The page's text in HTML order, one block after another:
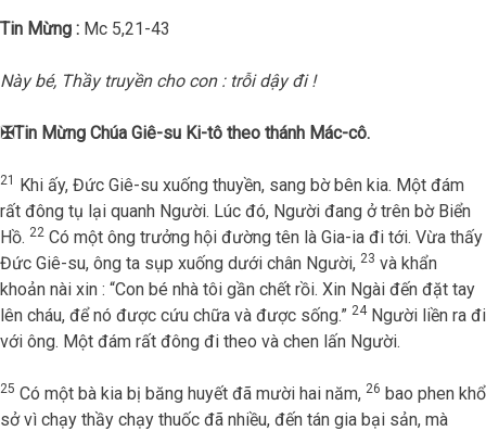
Tin Mừng : Mc 5,21-43
Này bé, Thầy truyền cho con : trỗi dậy đi !
✠Tin Mừng Chúa Giê-su Ki-tô theo thánh Mác-cô.
21 Khi ấy, Đức Giê-su xuống thuyền, sang bờ bên kia. Một đám
rất đông tụ lại quanh Người. Lúc đó, Người đang ở trên bờ Biển
Hồ. 22 Có một ông trưởng hội đường tên là Gia-ia đi tới. Vừa thấy
Đức Giê-su, ông ta sụp xuống dưới chân Người, 23 và khẩn
khoản nài xin : “Con bé nhà tôi gần chết rồi. Xin Ngài đến đặt tay
lên cháu, để nó được cứu chữa và được sống.” 24Người liền ra đi
với ông. Một đám rất đông đi theo và chen lấn Người.
25 Có một bà kia bị băng huyết đã mười hai năm, 26 bao phen khổ
sở vì chạy thầy chạy thuốc đã nhiều, đến tán gia bại sản, mà